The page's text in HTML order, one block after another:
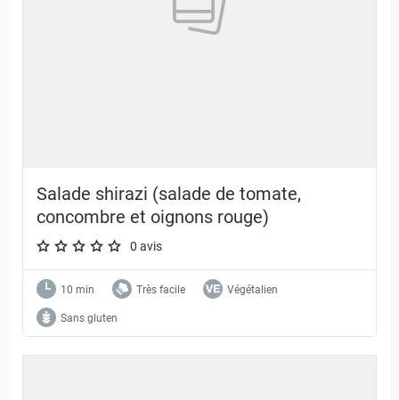
Salade shirazi (salade de tomate,
concombre et oignons rouge)
A star rating of 0 out of 5.
0 avis
10 min Très facile
Végétalien
Sans gluten